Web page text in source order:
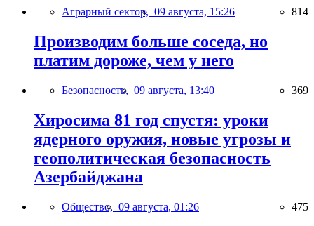
Аграрный сектор, 09 августа, 15:26 814
Производим больше соседа, но
платим дороже, чем у него
Безопасность, 09 августа, 13:40 369
Хиросима 81 год спустя: уроки
ядерного оружия, новые угрозы и
геополитическая безопасность
Азербайджана
Общество, 09 августа, 01:26 475